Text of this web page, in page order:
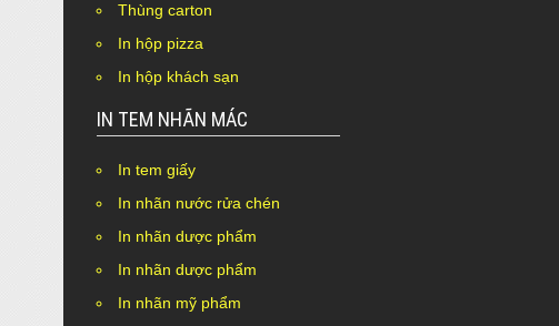
Thùng carton
In hộp pizza
In hộp khách sạn
IN TEM NHÃN MÁC
In tem giấy
In nhãn nước rửa chén
In nhãn dược phẩm
In nhãn dược phẩm
In nhãn mỹ phẩm